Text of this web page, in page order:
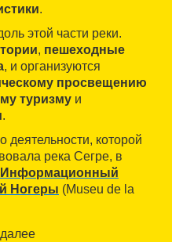
.
этой части реки.
, пешеходные
, и организуются
просвещению
туризму и
.
деятельности, которой
река Сегре, в
Информационный
Ногеры (Museu de la